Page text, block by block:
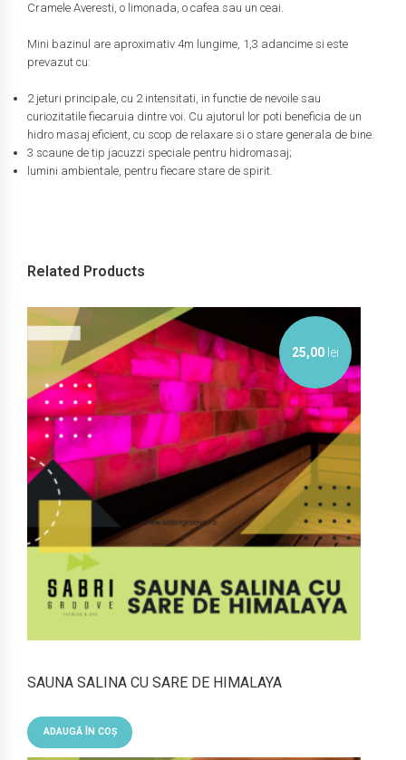
Cramele Averesti, o limonada, o cafea sau un ceai.
Mini bazinul are aproximativ 4m lungime, 1,3 adancime si este
prevazut cu:
2 jeturi principale, cu 2 intensitati, in functie de nevoile sau
curiozitatile fiecaruia dintre voi. Cu ajutorul lor poti beneficia de un
hidro masaj eficient, cu scop de relaxare si o stare generala de bine.
3 scaune de tip jacuzzi speciale pentru hidromasaj;
lumini ambientale, pentru fiecare stare de spirit.
Related Products
SAUNA SALINA CU SARE DE HIMALAYA
25,00 lei
ADAUGĂ ÎN COȘ